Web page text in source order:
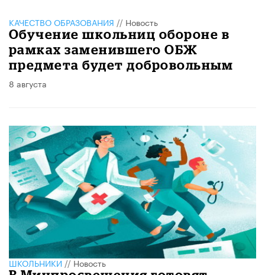
КАЧЕСТВО ОБРАЗОВАНИЯ // Новость
Обучение школьниц обороне в
рамках заменившего ОБЖ
предмета будет добровольным
8 августа
ШКОЛЬНИКИ//Новость